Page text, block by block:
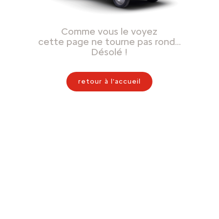
Comme vous le voyez
cette page ne tourne pas rond…
Désolé !
retour à l'accueil